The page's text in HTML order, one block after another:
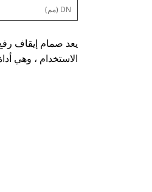
DN (مم)
الاستخدام ، وهي